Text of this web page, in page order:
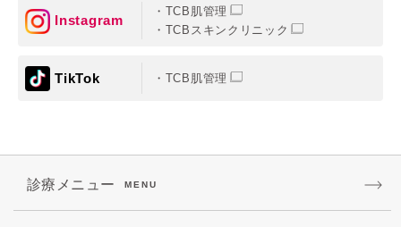
Instagram
TCB肌管理
TCBスキンクリニック
TikTok TCB肌管理
診療メニュー MENU